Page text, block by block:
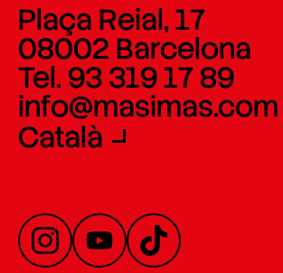
Plaça Reial, 17
08002 Barcelona
Tel. 93 319 17 89
info@masimas.com
Català